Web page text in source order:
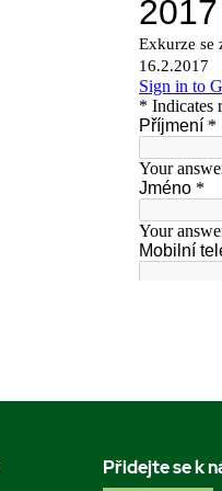
Přidejte se k